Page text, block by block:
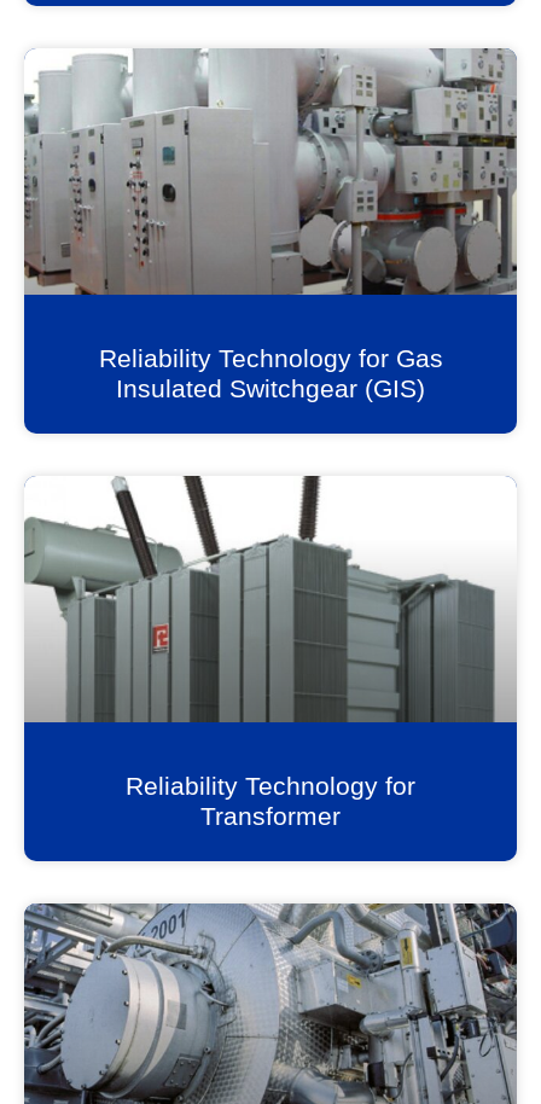
Reliability Technology for Gas
Insulated Switchgear (GIS)
Reliability Technology for
Transformer